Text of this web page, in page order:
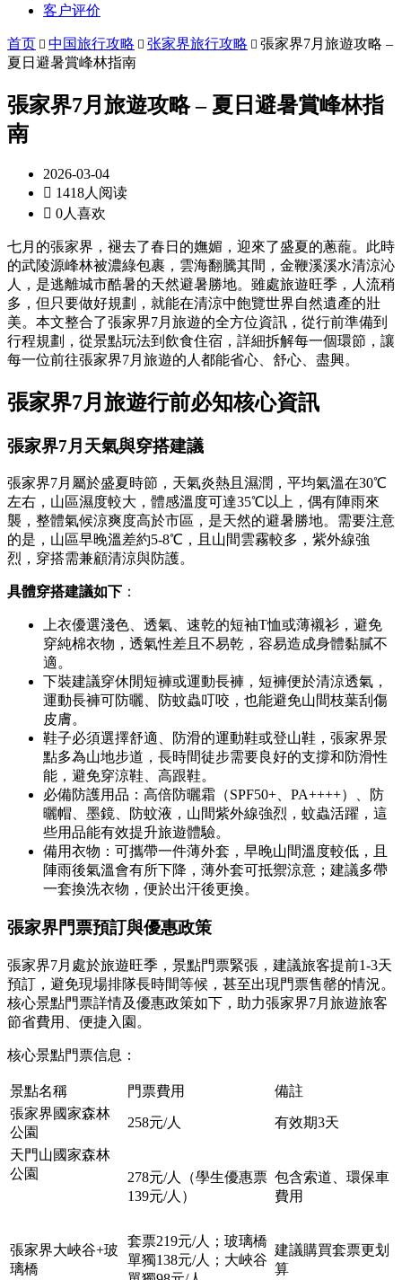
客户评价
首页  中国旅行攻略  张家界旅行攻略  張家界7月旅遊攻略 –
夏日避暑賞峰林指南
張家界7月旅遊攻略 – 夏日避暑賞峰林指
南
2026-03-04
 1418人阅读
 0人喜欢
七月的張家界，褪去了春日的嫵媚，迎來了盛夏的蔥蘢。此時
的武陵源峰林被濃綠包裹，雲海翻騰其間，金鞭溪溪水清涼沁
人，是逃離城市酷暑的天然避暑勝地。雖處旅遊旺季，人流稍
多，但只要做好規劃，就能在清涼中飽覽世界自然遺產的壯
美。本文整合了張家界7月旅遊的全方位資訊，從行前準備到
行程規劃，從景點玩法到飲食住宿，詳細拆解每一個環節，讓
每一位前往張家界7月旅遊的人都能省心、舒心、盡興。
張家界7月旅遊行前必知核心資訊
張家界7月天氣與穿搭建議
張家界7月屬於盛夏時節，天氣炎熱且濕潤，平均氣溫在30℃
左右，山區濕度較大，體感溫度可達35℃以上，偶有陣雨來
襲，整體氣候涼爽度高於市區，是天然的避暑勝地。需要注意
的是，山區早晚溫差約5-8℃，且山間雲霧較多，紫外線強
烈，穿搭需兼顧清涼與防護。
具體穿搭建議如下 ：
上衣優選淺色、透氣、速乾的短袖T恤或薄襯衫，避免
穿純棉衣物，透氣性差且不易乾，容易造成身體黏膩不
適。
下裝建議穿休閒短褲或運動長褲，短褲便於清涼透氣，
運動長褲可防曬、防蚊蟲叮咬，也能避免山間枝葉刮傷
皮膚。
鞋子必須選擇舒適、防滑的運動鞋或登山鞋，張家界景
點多為山地步道，長時間徒步需要良好的支撐和防滑性
能，避免穿涼鞋、高跟鞋。
必備防護用品：高倍防曬霜（SPF50+、PA++++）、防
曬帽、墨鏡、防蚊液，山間紫外線強烈，蚊蟲活躍，這
些用品能有效提升旅遊體驗。
備用衣物：可攜帶一件薄外套，早晚山間溫度較低，且
陣雨後氣溫會有所下降，薄外套可抵禦涼意；建議多帶
一套換洗衣物，便於出汗後更換。
張家界門票預訂與優惠政策
張家界7月處於旅遊旺季，景點門票緊張，建議旅客提前1-3天
預訂，避免現場排隊長時間等候，甚至出現門票售罄的情況。
核心景點門票詳情及優惠政策如下，助力張家界7月旅遊旅客
節省費用、便捷入園。
核心景點門票信息：
景點名稱 門票費用
備註
張家界國家森林
公園
258元/人 有效期3天
天門山國家森林
公園
278元/人（學生優惠票
139元/人）
包含索道、環保車
費用
張家界大峽谷+玻
璃橋
套票219元/人；玻璃橋
單獨138元/人；大峽谷
建議購買套票更划
算